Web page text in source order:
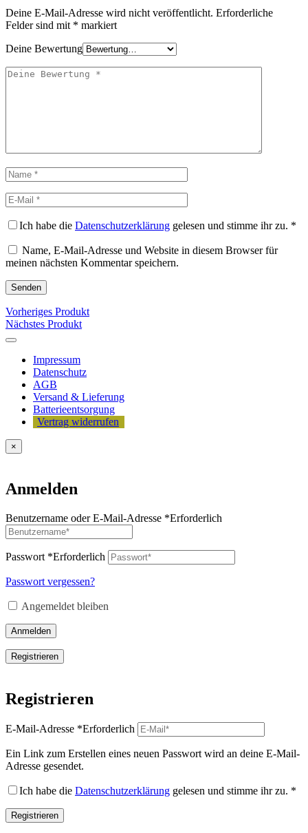
Deine E-Mail-Adresse wird nicht veröffentlicht. Erforderliche
Felder sind mit * markiert
Deine Bewertung
Ich habe die Datenschutzerklärung gelesen und stimme ihr zu. *
Name, E-Mail-Adresse und Website in diesem Browser für
meinen nächsten Kommentar speichern.
Vorheriges Produkt
Nächstes Produkt
Impressum
Datenschutz
AGB
Versand & Lieferung
Batterieentsorgung
Vertrag widerrufen
×
Anmelden
Benutzername oder E-Mail-Adresse *Erforderlich
Passwort *Erforderlich
Passwort vergessen?
Angemeldet bleiben
Anmelden
Registrieren
Registrieren
E-Mail-Adresse *Erforderlich
Ein Link zum Erstellen eines neuen Passwort wird an deine E-Mail-
Adresse gesendet.
Ich habe die Datenschutzerklärung gelesen und stimme ihr zu. *
Registrieren